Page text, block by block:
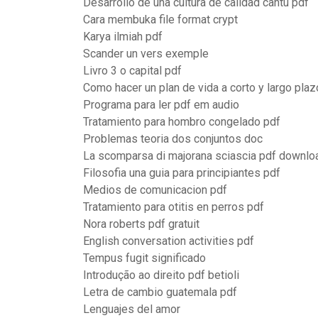
Cara membuka file format crypt
Karya ilmiah pdf
Scander un vers exemple
Livro 3 o capital pdf
Como hacer un plan de vida a corto y largo
Programa para ler pdf em audio
Tratamiento para hombro congelado pdf
Problemas teoria dos conjuntos doc
La scomparsa di majorana sciascia pdf
Filosofia una guia para principiantes pdf
Medios de comunicacion pdf
Tratamiento para otitis en perros pdf
Nora roberts pdf gratuit
English conversation activities pdf
Tempus fugit significado
Introdução ao direito pdf betioli
Letra de cambio guatemala pdf
Lenguajes del amor